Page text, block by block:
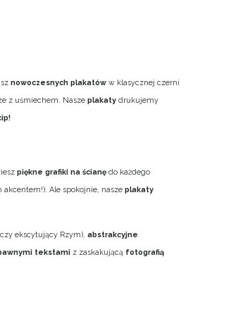
nowoczesnych plakatów w klasycznej czerni
z uśmiechem. Nasze plakaty drukujemy
piękne grafiki na ścianę do każdego
Ale spokojnie, nasze plakaty
ekscytujący Rzym), abstrakcyjne
tekstami z zaskakującą fotografią